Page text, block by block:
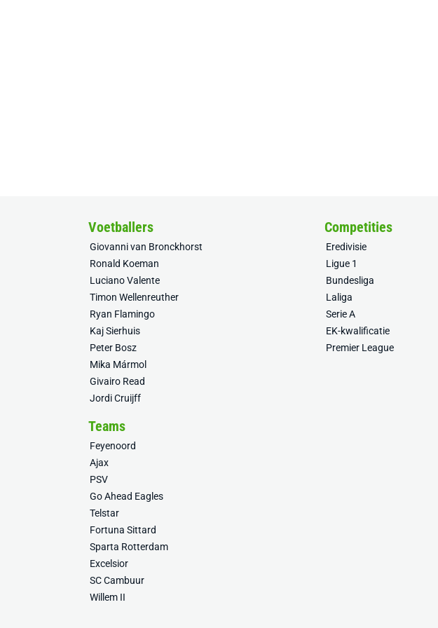
Voetballers
Giovanni van Bronckhorst
Ronald Koeman
Luciano Valente
Timon Wellenreuther
Ryan Flamingo
Kaj Sierhuis
Peter Bosz
Mika Mármol
Givairo Read
Jordi Cruijff
Competities
Eredivisie
Ligue 1
Bundesliga
Laliga
Serie A
EK-kwalificatie
Premier League
Teams
Feyenoord
Ajax
PSV
Go Ahead Eagles
Telstar
Fortuna Sittard
Sparta Rotterdam
Excelsior
SC Cambuur
Willem II